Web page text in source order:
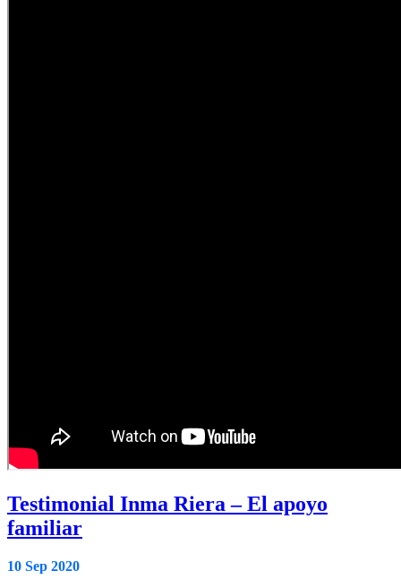
Testimonial Inma Riera – El apoyo
familiar
10 Sep 2020